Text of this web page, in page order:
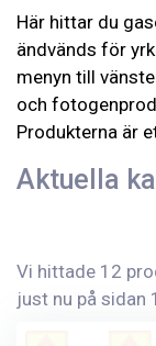
Här hittar du
ändvänds för
menyn till
och
Produkterna är
Aktuella
Vi hittade 12
just nu på sidan 1.